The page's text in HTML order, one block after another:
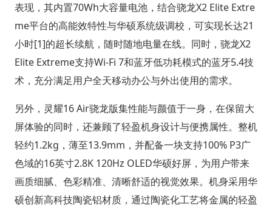
表现，其内置70Wh大容量电池，结合骁龙X2 Elite Extre
me平台的高能效特性与华硕系统级调校，可实现长达21
小时[1]的超长续航，随时随地电量在线。同时，骁龙X2
Elite Extreme支持Wi-Fi 7和蓝牙低功耗模式的蓝牙5.4技
术，充分满足用户全天移动办公与外出使用的需求。
另外，灵耀16 Air骁龙版集性能与颜值于一身，在保留大
屏体验的同时，还兼顾了轻盈机身设计与便携属性。整机
轻约1.2kg，薄至13.9mm，并配备一块支持100% P3广
色域的16英寸2.8K 120Hz OLED华硕好屏，为用户带来
画质细腻、色彩精准、清晰舒适的视觉效果。机身采用华
硕创新高科技陶瓷铝材质，通过陶瓷化工艺将金属的轻盈